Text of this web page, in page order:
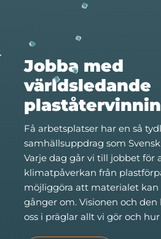
Jobba med
världsledande
Få arbetsplatser har en så
samhällsuppdrag som
Varje dag går vi till jobbet för
klimatpåverkan från
möjliggöra att materialet kan
gånger om. Visionen och
oss i präglar allt vi gör och hur